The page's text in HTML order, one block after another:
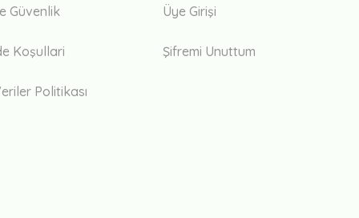
Güvenlik
Koşullari
Politikası
Üye Girişi
Şifremi Unuttum